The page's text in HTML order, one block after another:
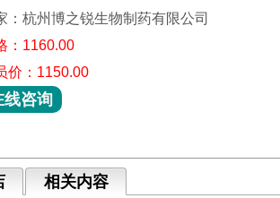
：杭州博之锐生物制药有限公司
：1160.00
价：1150.00
线咨询
相关内容